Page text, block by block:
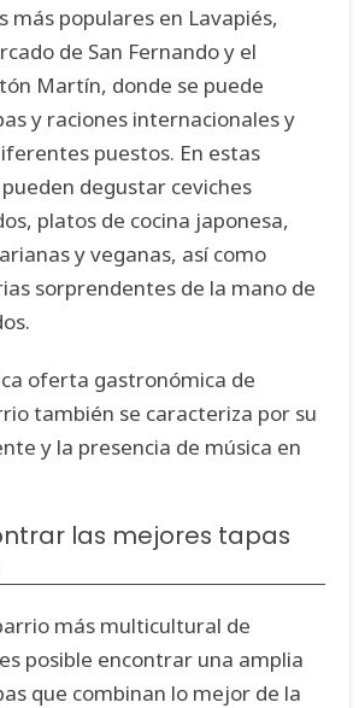
más populares en Lavapiés,
de San Fernando y el
Martín, donde se puede
y raciones internacionales y
puestos. En estas
degustar ceviches
platos de cocina japonesa,
y veganas, así como
sorprendentes de la mano de
oferta gastronómica de
también se caracteriza por su
y la presencia de música en
las mejores tapas
más multicultural de
posible encontrar una amplia
que combinan lo mejor de la